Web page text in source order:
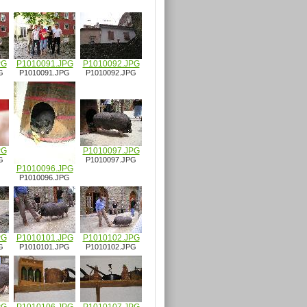
P1010091.JPG
P1010091.JPG
P1010092.JPG
P1010092.JPG
P1010096.JPG
P1010096.JPG
P1010097.JPG
P1010097.JPG
P1010101.JPG
P1010101.JPG
P1010102.JPG
P1010102.JPG